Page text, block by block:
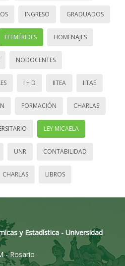
INGRESO GRADUADOS
EFEMÉRIDES HOMENAJES
NODOCENTES
I + D IITEA IITAE
FORMACIÓN CHARLAS
LEY MICAELA
UNR CONTABILIDAD
CHARLAS LIBROS
y Estadística - Universidad
- Rosario